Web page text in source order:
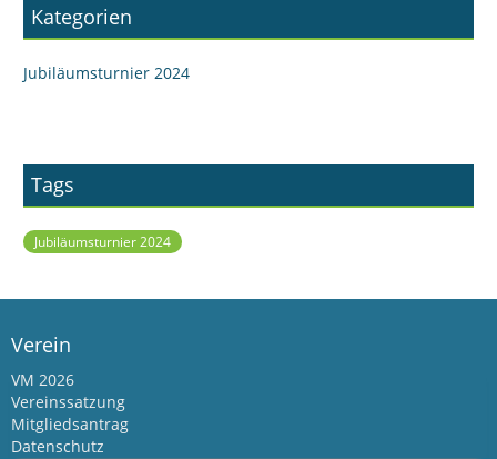
Kategorien
Jubiläumsturnier 2024
Tags
Jubiläumsturnier 2024
Verein
VM 2026
Vereinssatzung
Mitgliedsantrag
Datenschutz